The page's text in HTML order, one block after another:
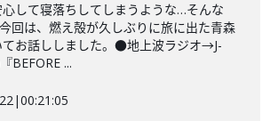
して寝落ちしてしまうような…そんな
回は、燃え殻が久しぶりに旅に出た青森
てお話ししました。●地上波ラジオ→J-
BEFORE ...
|00:21:05